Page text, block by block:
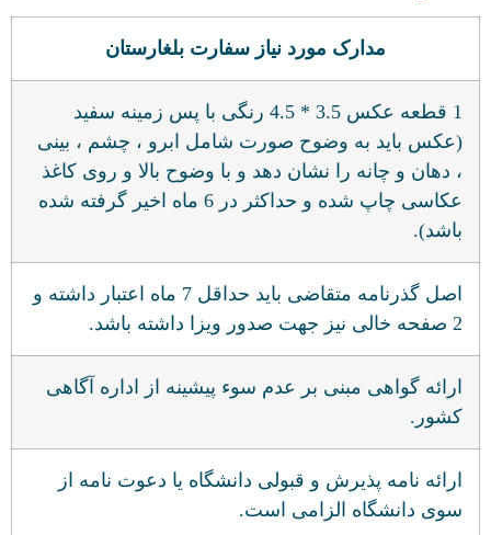
مدارک مورد نیاز سفارت بلغارستان
1 قطعه عکس 3.5 * 4.5 رنگی با پس زمینه سفید
(عکس باید به وضوح صورت شامل ابرو ، چشم ، بینی
، دهان و چانه را نشان دهد و با وضوح بالا و روی کاغذ
عکاسی چاپ شده و حداکثر در 6 ماه اخیر گرفته شده
باشد).
اصل گذرنامه متقاضی باید حداقل 7 ماه اعتبار داشته و
ارائه گواهی مبنی بر عدم سوء پیشینه از اداره آگاهی
کشور.
ارائه نامه پذیرش و قبولی دانشگاه یا دعوت نامه از
سوی دانشگاه الزامی است.